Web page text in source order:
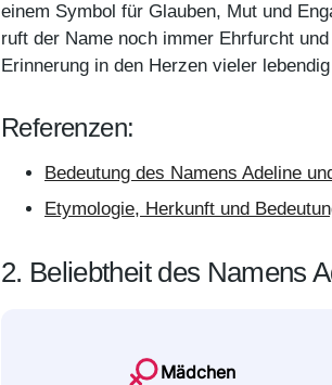
einem Symbol für Glauben, Mut und
ruft der Name noch immer Ehrfurcht
Erinnerung in den Herzen vieler
Referenzen:
Bedeutung des Namens Adeline
Etymologie, Herkunft und
2. Beliebtheit des Namens
Mädchen